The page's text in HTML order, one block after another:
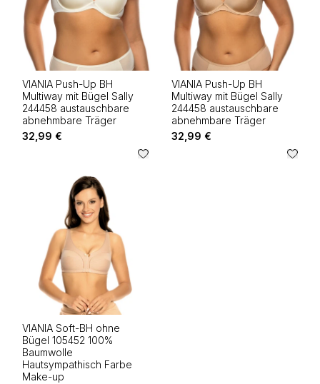
VIANIA Push-Up BH
Multiway mit Bügel Sally
244458 austauschbare
abnehmbare Träger
32,99 €
VIANIA Push-Up BH
Multiway mit Bügel Sally
244458 austauschbare
abnehmbare Träger
32,99 €
VIANIA Soft-BH ohne
Bügel 105452 100%
Baumwolle
Hautsympathisch Farbe
Make-up